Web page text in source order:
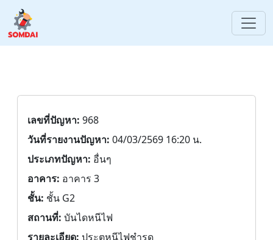
เลขที่ปัญหา: 968
วันที่รายงานปัญหา: 04/03/2569 16:20 น.
ประเภทปัญหา: อื่นๆ
อาคาร: อาคาร 3
ชั้น: ชั้น G2
สถานที่: บันไดหนีไฟ
รายละเอียด: ประตูหนีไฟชำรุด